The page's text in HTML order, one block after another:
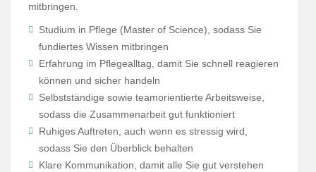
mitbringen.
Studium in Pflege (Master of Science), sodass Sie
fundiertes Wissen mitbringen
Erfahrung im Pflegealltag, damit Sie schnell reagieren
können und sicher handeln
Selbstständige sowie teamorientierte Arbeitsweise,
sodass die Zusammenarbeit gut funktioniert
Ruhiges Auftreten, auch wenn es stressig wird,
sodass Sie den Überblick behalten
Klare Kommunikation, damit alle Sie gut verstehen